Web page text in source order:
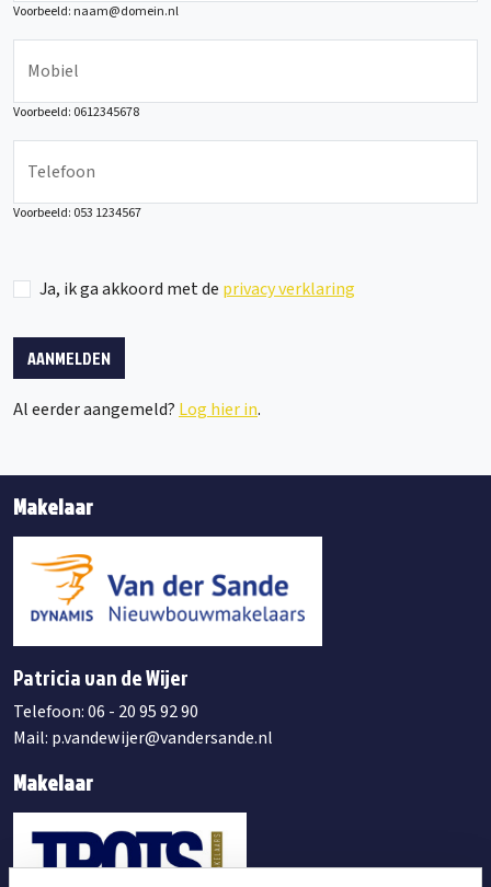
Voorbeeld: naam@domein.nl
Mobiel
Voorbeeld: 0612345678
Telefoon
Voorbeeld: 053 1234567
Afronden
Ja, ik ga akkoord met de privacy verklaring
Al eerder aangemeld? Log hier in.
Makelaar
Patricia van de Wijer
Telefoon:06 - 20 95 92 90
Mail: p.vandewijer@vandersande.nl
Makelaar